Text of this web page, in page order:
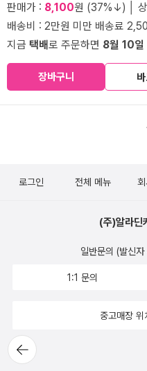
판매가 : 8,100원 (37%↓) │
배송비 : 2만원 미만 배송료
지금 택배로 주문하면 8월 10일
장바구니
뒤로가
기
로그인 전체 메뉴
(주)알라딘
일반문의 (발신자
1:1 문의
중고매장 위